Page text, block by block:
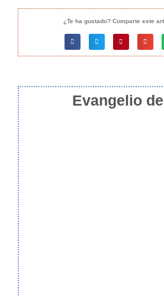
¿Te ha gustado? Comparte este
Evangelio